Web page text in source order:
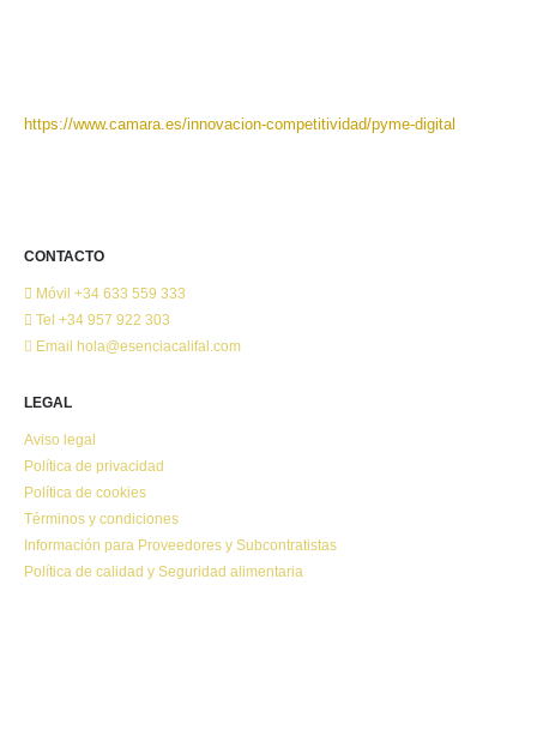
https://www.camara.es/innovacion-competitividad/pyme-digital
CONTACTO
Móvil +34 633 559 333
Tel +34 957 922 303
Email
hola@esenciacalifal.com
LEGAL
Aviso legal
Política de privacidad
Política de cookies
Términos y condiciones
Información para Proveedores y Subcontratistas
Política de calidad y Seguridad alimentaria